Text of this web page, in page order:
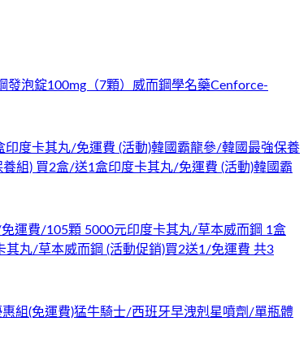
發泡錠100mg（7顆） 威而鋼學名藥Cenforce-
度卡其丸/免運費 (活動)韓國霸龍參/韓國最強保養
組) 買2盒/送1盒印度卡其丸/免運費 (活動)韓國霸
運費/105顆 5000元印度卡其丸/草本威而鋼 1盒
其丸/草本威而鋼 (活動促銷)買2送1/免運費 共3
組(免運費)猛牛騎士/西班牙早洩剋星噴劑/單瓶體